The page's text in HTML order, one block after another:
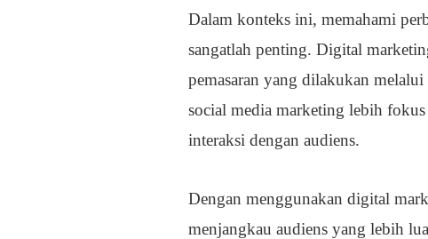
Dalam konteks ini, memahami
sangatlah penting. Digital
pemasaran yang dilakukan
social media marketing lebih
interaksi dengan audiens.
Dengan menggunakan digital
menjangkau audiens yang lebih